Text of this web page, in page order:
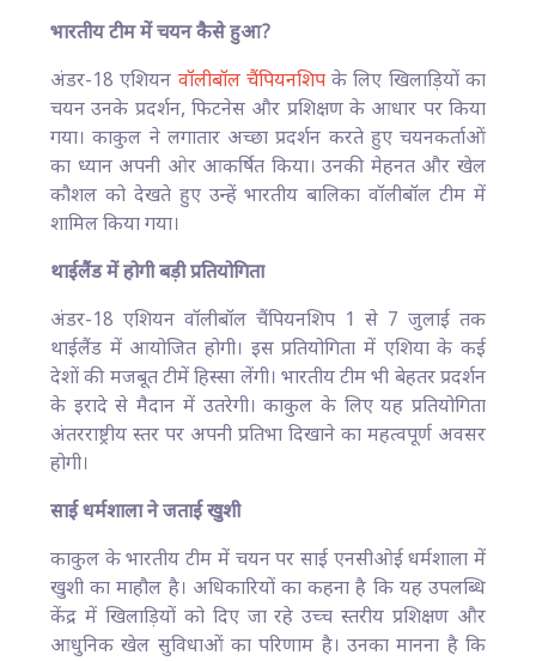
भारतीय टीम में चयन कैसे हुआ?
अंडर-18 एशियन वॉलीबॉल चैंपियनशिपके लिए खिलाड़ियों का
चयन उनके प्रदर्शन, फिटनेस और प्रशिक्षण के आधार पर किया
गया। काकुल ने लगातार अच्छा प्रदर्शन करते हुए चयनकर्ताओं
का ध्यान अपनी ओर आकर्षित किया। उनकी मेहनत और खेल
कौशल को देखते हुए उन्हें भारतीय बालिका वॉलीबॉल टीम में
शामिल किया गया।
थाईलैंड में होगी बड़ी प्रतियोगिता
अंडर-18 एशियन वॉलीबॉल चैंपियनशिप 1 से 7 जुलाई तक
थाईलैंड में आयोजित होगी। इस प्रतियोगिता में एशिया के कई
देशों की मजबूत टीमें हिस्सा लेंगी। भारतीय टीम भी बेहतर प्रदर्शन
के इरादे से मैदान में उतरेगी। काकुल के लिए यह प्रतियोगिता
अंतरराष्ट्रीय स्तर पर अपनी प्रतिभा दिखाने का महत्वपूर्ण अवसर
होगी।
साई धर्मशाला ने जताई खुशी
काकुल के भारतीय टीम में चयन पर साई एनसीओई धर्मशाला में
खुशी का माहौल है। अधिकारियों का कहना है कि यह उपलब्धि
केंद्र में खिलाड़ियों को दिए जा रहे उच्च स्तरीय प्रशिक्षण और
आधुनिक खेल सुविधाओं का परिणाम है। उनका मानना है कि